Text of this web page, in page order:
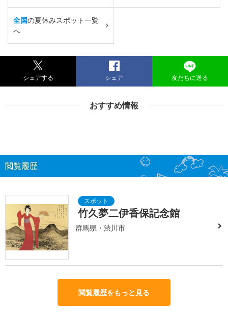
全国の夏休みスポット一覧
へ
シェアする シェア 友だちに送る
おすすめ情報
閲覧履歴
竹久夢二伊香保記念館
群馬県・渋川市
閲覧履歴をもっと見る